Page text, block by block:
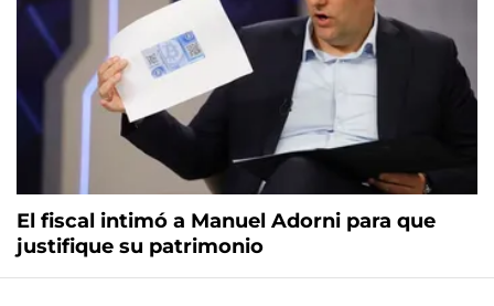
El fiscal intimó a Manuel Adorni para que
justifique su patrimonio